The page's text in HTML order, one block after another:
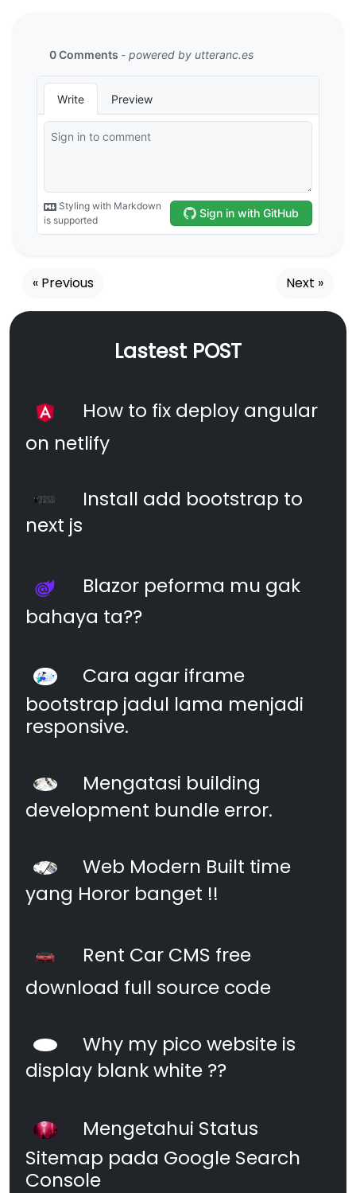
« Previous Next »
Lastest POST
How to fix deploy angular
on netlify
Install add bootstrap to
next js
Blazor peforma mu gak
bahaya ta??
Cara agar iframe
bootstrap jadul lama menjadi
responsive.
Mengatasi building
development bundle error.
Web Modern Built time
yang Horor banget !!
Rent Car CMS free
download full source code
Why my pico website is
display blank white ??
Mengetahui Status
Sitemap pada Google Search
Console